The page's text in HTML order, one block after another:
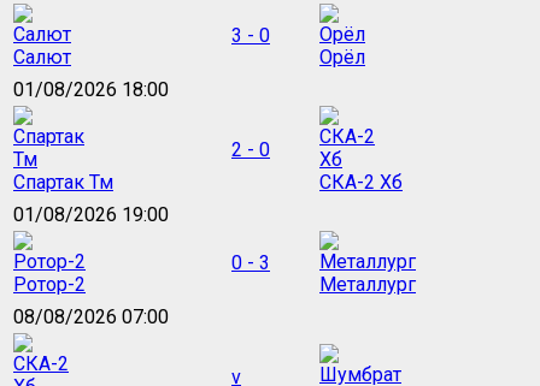
Салют
3 - 0
Орёл
01/08/2026 18:00
Спартак Тм
2 - 0
СКА-2 Хб
01/08/2026 19:00
Ротор-2
0 - 3
Металлург
08/08/2026 07:00
v